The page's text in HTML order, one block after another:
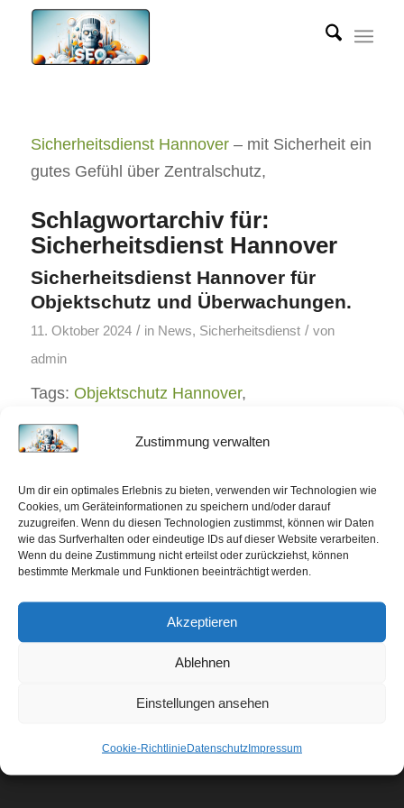
Zustimmung verwalten
Um dir ein optimales Erlebnis zu bieten, verwenden wir Technologien wie
Cookies, um Geräteinformationen zu speichern und/oder darauf
zuzugreifen. Wenn du diesen Technologien zustimmst, können wir Daten
wie das Surfverhalten oder eindeutige IDs auf dieser Website verarbeiten.
Wenn du deine Zustimmung nicht erteilst oder zurückziehst, können
bestimmte Merkmale und Funktionen beeinträchtigt werden.
Akzeptieren
Ablehnen
Einstellungen ansehen
Cookie-RichtlinieDatenschutzImpressum
Sicherheitsdienst Hannover– mit Sicherheit ein
gutes Gefühl über Zentralschutz,
Schlagwortarchiv für:
Sicherheitsdienst Hannover
Sicherheitsdienst Hannover für
Objektschutz und Überwachungen.
11. Oktober 2024 / in News, Sicherheitsdienst / von
admin
Tags: Objektschutz Hannover,
Sicherheitsdienst Hannover
…
Hohe Reichweite